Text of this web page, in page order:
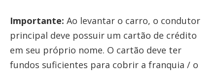
Importante: Ao levantar o carro, o condutor
principal deve possuir um cartão de crédito
em seu próprio nome. O cartão deve ter
fundos suficientes para cobrir a franquia / o